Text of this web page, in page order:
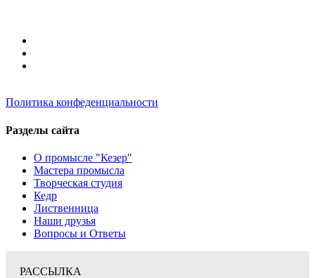
Политика конфеденциальности
Разделы сайта
О промысле "Кезер"
Мастера промысла
Творческая студия
Кедр
Лиственница
Наши друзья
Вопросы и Ответы
РАССЫЛКА